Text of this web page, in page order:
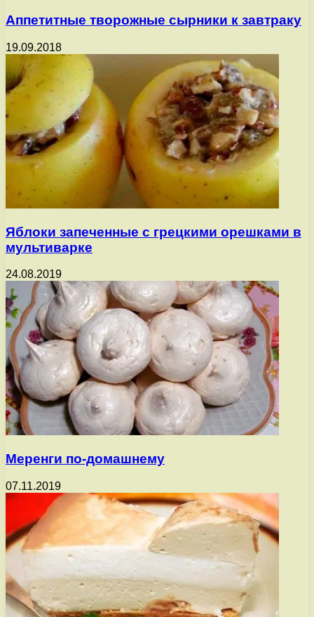
Аппетитные творожные сырники к завтраку
19.09.2018
Яблоки запеченные с грецкими орешками в
мультиварке
24.08.2019
Меренги по-домашнему
07.11.2019